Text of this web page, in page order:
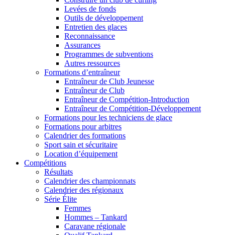
Levées de fonds
Outils de développement
Entretien des glaces
Reconnaissance
Assurances
Programmes de subventions
Autres ressources
Formations d’entraîneur
Entraîneur de Club Jeunesse
Entraîneur de Club
Entraîneur de Compétition-Introduction
Entraîneur de Compétition-Développement
Formations pour les techniciens de glace
Formations pour arbitres
Calendrier des formations
Sport sain et sécuritaire
Location d’équipement
Compétitions
Résultats
Calendrier des championnats
Calendrier des régionaux
Série Élite
Femmes
Hommes – Tankard
Caravane régionale